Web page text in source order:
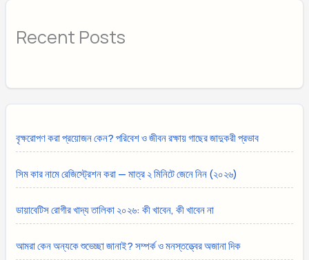
Recent Posts
বৃক্ষরোপণ করা প্রয়োজন কেন? পরিবেশ ও জীবন রক্ষায় গাছের জাদুকরী প্রভাব
সিম কার নামে রেজিস্ট্রেশন করা — মাত্র ২ মিনিটে জেনে নিন (২০২৬)
ডায়াবেটিস রোগীর খাদ্য তালিকা ২০২৬: কী খাবেন, কী খাবেন না
আমরা কেন অন্যকে শুভেচ্ছা জানাই? সম্পর্ক ও মনস্তত্ত্বের অজানা দিক